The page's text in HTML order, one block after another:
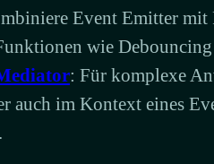
Event Emitter mit
wie
: Für komplexe
auch im Kontext eines